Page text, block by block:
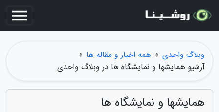
وبلاگ واحدی » همه اخبار و مقاله ها »
آرشیو همایشها و نمایشگاه ها در وبلاگ واحدی
همایشها و نمایشگاه ها